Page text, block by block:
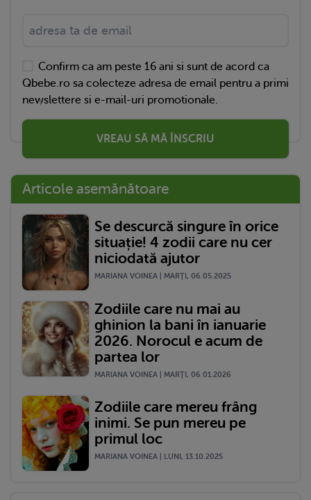
Confirm ca am peste 16 ani si sunt de acord ca
Qbebe.ro sa colecteze adresa de email pentru a primi
newslettere si e-mail-uri promotionale.
VREAU SĂ MĂ ÎNSCRIU
Articole asemănătoare
Se descurcă singure în orice
situație! 4 zodii care nu cer
niciodată ajutor
MARIANA VOINEA | MARŢI, 06.05.2025
Zodiile care nu mai au
ghinion la bani în ianuarie
2026. Norocul e acum de
partea lor
MARIANA VOINEA | MARŢI, 06.01.2026
Zodiile care mereu frâng
inimi. Se pun mereu pe
primul loc
MARIANA VOINEA | LUNI, 13.10.2025